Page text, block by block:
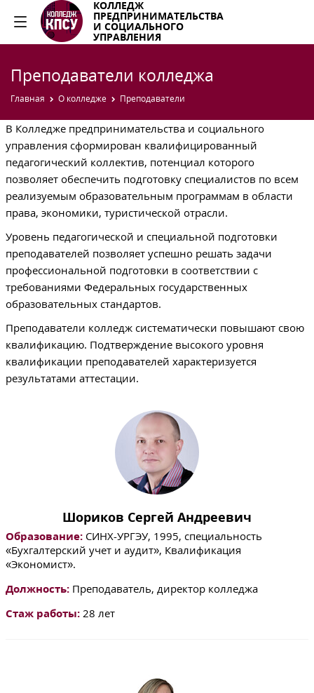
КОЛЛЕДЖ
ПРЕДПРИНИМАТЕЛЬСТВА
И СОЦИАЛЬНОГО
УПРАВЛЕНИЯ
Преподаватели колледжа
Главная О колледже Преподаватели
В Колледже предпринимательства и социального
управления сформирован квалифицированный
педагогический коллектив, потенциал которого
позволяет обеспечить подготовку специалистов по всем
реализуемым образовательным программам в области
права, экономики, туристической отрасли.
Уровень педагогической и специальной подготовки
преподавателей позволяет успешно решать задачи
профессиональной подготовки в соответствии с
требованиями Федеральных государственных
образовательных стандартов.
Преподаватели колледж систематически повышают свою
квалификацию. Подтверждение высокого уровня
квалификации преподавателей характеризуется
результатами аттестации.
Шориков Сергей Андреевич
Образование: СИНХ-УРГЭУ, 1995, специальность
«Бухгалтерский учет и аудит», Квалификация
«Экономист».
Должность: Преподаватель, директор колледжа
Стаж работы: 28 лет